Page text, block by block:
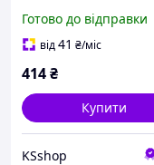
Готово до відправки
від41 ₴/міс
414₴
Купити
KSshop